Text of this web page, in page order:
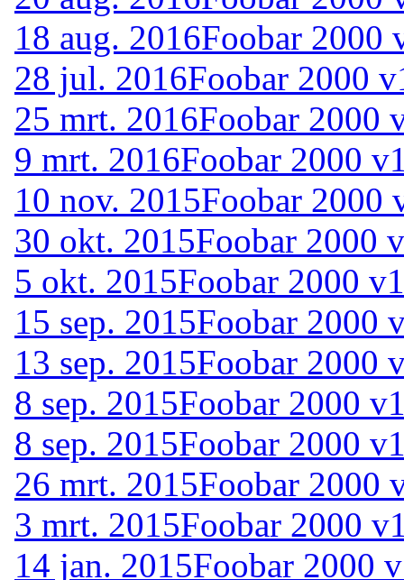
18 aug. 2016Foobar 2000
28 jul. 2016Foobar 2000
25 mrt. 2016Foobar 2000
9 mrt. 2016Foobar 2000
10 nov. 2015Foobar 2000
30 okt. 2015Foobar 2000
5 okt. 2015Foobar 2000
15 sep. 2015Foobar 2000
13 sep. 2015Foobar 2000
8 sep. 2015Foobar 2000
8 sep. 2015Foobar 2000
26 mrt. 2015Foobar 2000
3 mrt. 2015Foobar 2000
14 jan. 2015Foobar 2000